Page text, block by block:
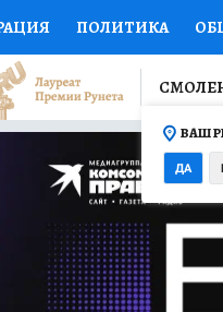
ПОЛИТИКА
СПОРТ КОЛУМНИСТЫ
ФИНАНСЫ
НА СПОРТ
ТЕЛЕВИЗОР
НОВОЕ НА САЙТЕ
ВАШ
ДА